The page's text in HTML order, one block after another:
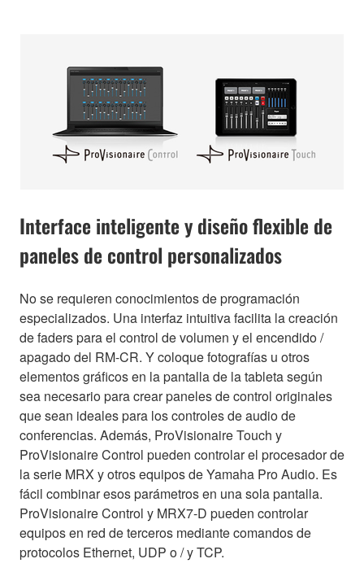
Interface inteligente y diseño flexible de
paneles de control personalizados
No se requieren conocimientos de programación
especializados. Una interfaz intuitiva facilita la creación
de faders para el control de volumen y el encendido /
apagado del RM-CR. Y coloque fotografías u otros
elementos gráficos en la pantalla de la tableta según
sea necesario para crear paneles de control originales
que sean ideales para los controles de audio de
conferencias. Además, ProVisionaire Touch y
ProVisionaire Control pueden controlar el procesador de
la serie MRX y otros equipos de Yamaha Pro Audio. Es
fácil combinar esos parámetros en una sola pantalla.
ProVisionaire Control y MRX7-D pueden controlar
equipos en red de terceros mediante comandos de
protocolos Ethernet, UDP o / y TCP.